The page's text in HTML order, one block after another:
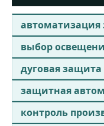
выбор
дуговая защита
защитная
контроль